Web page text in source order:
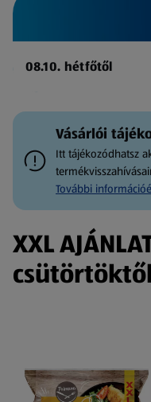
08.10. hétfőtől
Vásárlói
Itt tájékozódhatsz
További
XXL
csütörtöktől